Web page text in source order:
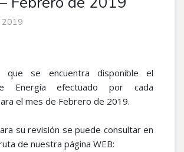
2019
que se encuentra disponible el
Energía efectuado por cada
el mes de Febrero de 2019.
su revisión se puede consultar en
de nuestra página WEB: